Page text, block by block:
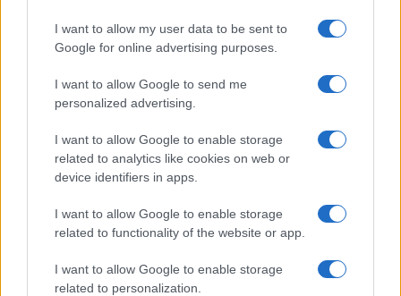
I want to allow my user data to be sent to
Google for online advertising purposes.
I want to allow Google to send me
personalized advertising.
I want to allow Google to enable storage
related to analytics like cookies on web or
device identifiers in apps.
I want to allow Google to enable storage
related to functionality of the website or app.
I want to allow Google to enable storage
related to personalization.
arresti e 135 denunce
Tre milioni di euro dalla Provincia Gallura per
nuove aule nelle scuole di Olbia
Incidente sulla provinciale 125, paura tra Olbia e
Arzachena
Incidente sulla strada provinciale ad Arzachena,